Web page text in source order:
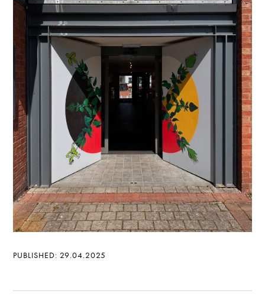
PUBLISHED: 29.04.2025